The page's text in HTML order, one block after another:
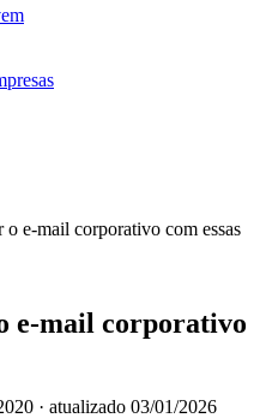
o e-mail corporativo com essas
e-mail corporativo
· atualizado 03/01/2026